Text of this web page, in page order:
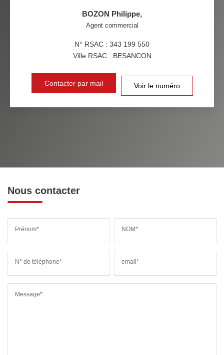
BOZON Philippe,
Agent commercial
N° RSAC : 343 199 550
Ville RSAC : BESANCON
Contacter par mail Voir le numéro
Nous contacter
Prénom* NOM*
N° de téléphone* email*
Message*